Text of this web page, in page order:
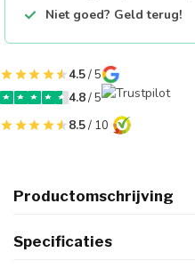
Niet goed? Geld terug!
4.5/ 5
4.8/ 5
8.5/ 10
Productomschrijving
Specificaties